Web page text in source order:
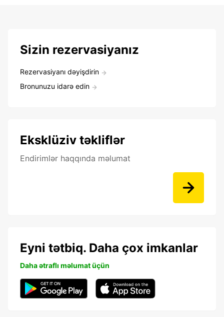
Sizin rezervasiyanız
Rezervasiyanı dəyişdirin
Bronunuzu idarə edin
Eksklüziv təkliflər
Endirimlər haqqında məlumat
Eyni tətbiq. Daha çox imkanlar
Daha ətraflı məlumat üçün